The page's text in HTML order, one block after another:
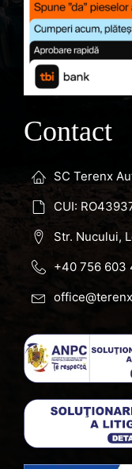
Contact
SC Terenx
CUI:
Str. Nucului,
+40 756 603